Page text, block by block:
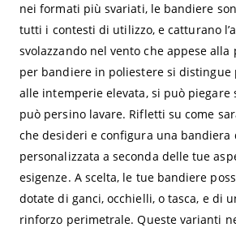
nei formati più svariati, le bandiere
tutti i contesti di utilizzo, e catturano
svolazzando nel vento che appese alla
per bandiere in poliestere si distingue
alle intemperie elevata, si può piegare
può persino lavare. Rifletti su come
che desideri e configura una bandiera
personalizzata a seconda delle tue
esigenze. A scelta, le tue bandiere
dotate di ganci, occhielli, o tasca, e di
rinforzo perimetrale. Queste varianti